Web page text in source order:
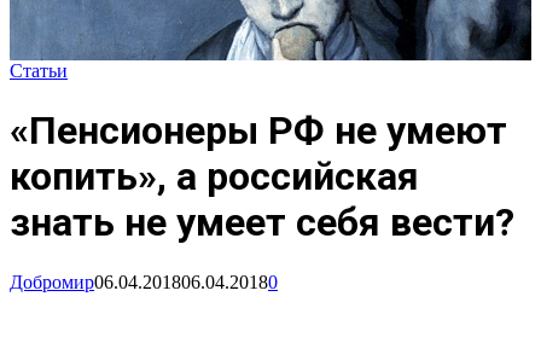
Статьи
«Пенсионеры РФ не умеют
копить», а российская
знать не умеет себя вести?
Добромир06.04.201806.04.20180